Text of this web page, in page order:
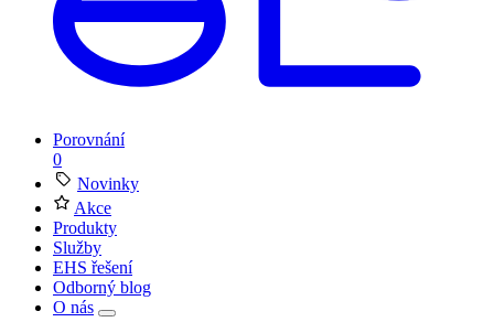
Porovnání
0
Novinky
Akce
Produkty
Služby
EHS řešení
Odborný blog
O nás